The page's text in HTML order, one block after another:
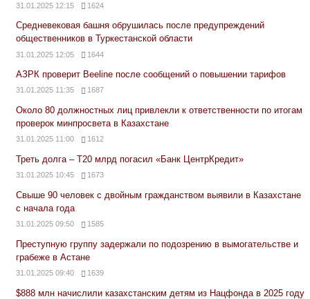
31.01.2025 12:15 1624
Средневековая башня обрушилась после предупреждений
общественников в Туркестанской области
31.01.2025 12:05 1644
АЗРК проверит Beeline после сообщений о повышении тарифов
31.01.2025 11:35 1687
Около 80 должностных лиц привлекли к ответственности по итогам
проверок минпросвета в Казахстане
31.01.2025 11:00 1612
Треть долга – Т20 млрд погасил «Банк ЦентрКредит»
31.01.2025 10:45 1673
Свыше 90 человек с двойным гражданством выявили в Казахстане
с начала года
31.01.2025 09:50 1585
Преступную группу задержали по подозрению в вымогательстве и
грабеже в Астане
31.01.2025 09:40 1639
$888 млн начислили казахстанским детям из Нацфонда в 2025 году